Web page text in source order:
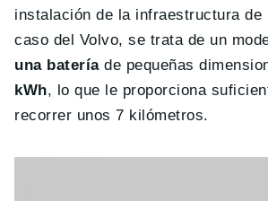
instalación de la infraestructura de
caso del Volvo, se trata de un
una bateríade pequeñas
kWh, lo que le proporciona
recorrer unos 7 kilómetros.